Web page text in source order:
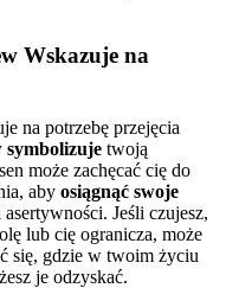
Wskazuje na
na potrzebę przejęcia
symbolizuje twoją
może zachęcać cię do
aby osiągnąć swoje
Jeśli czujesz,
lub cię ogranicza, może
się, gdzie w twoim życiu
je odzyskać.